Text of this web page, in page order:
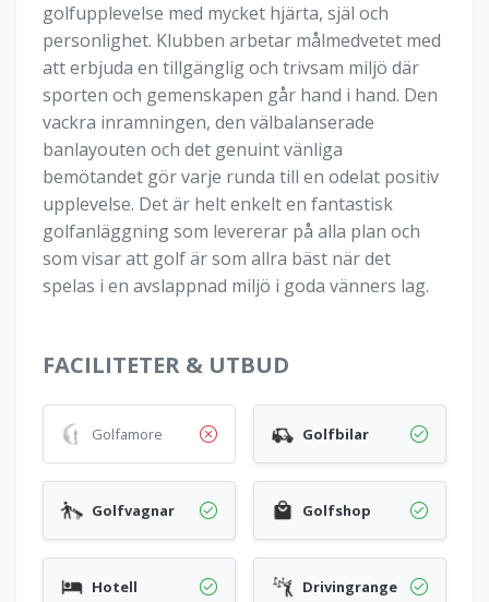
golfupplevelse med mycket hjärta, själ och
personlighet. Klubben arbetar målmedvetet med
att erbjuda en tillgänglig och trivsam miljö där
sporten och gemenskapen går hand i hand. Den
vackra inramningen, den välbalanserade
banlayouten och det genuint vänliga
bemötandet gör varje runda till en odelat positiv
upplevelse. Det är helt enkelt en fantastisk
golfanläggning som levererar på alla plan och
som visar att golf är som allra bäst när det
spelas i en avslappnad miljö i goda vänners lag.
FACILITETER & UTBUD
Golfamore Golfbilar
Golfvagnar Golfshop
Hotell Drivingrange